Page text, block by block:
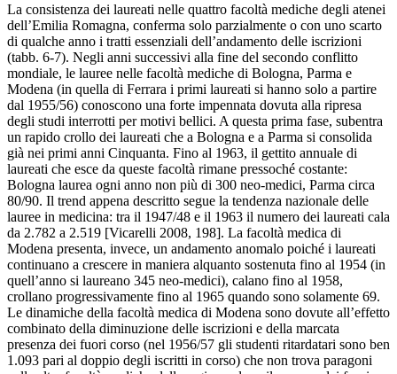
La consistenza dei laureati nelle quattro facoltà mediche degli atenei
dell’Emilia Romagna, conferma solo parzialmente o con uno scarto
di qualche anno i tratti essenziali dell’andamento delle iscrizioni
(tabb. 6-7). Negli anni successivi alla fine del secondo conflitto
mondiale, le lauree nelle facoltà mediche di Bologna, Parma e
Modena (in quella di Ferrara i primi laureati si hanno solo a partire
dal 1955/56) conoscono una forte impennata dovuta alla ripresa
degli studi interrotti per motivi bellici. A questa prima fase, subentra
un rapido crollo dei laureati che a Bologna e a Parma si consolida
già nei primi anni Cinquanta. Fino al 1963, il gettito annuale di
laureati che esce da queste facoltà rimane pressoché costante:
Bologna laurea ogni anno non più di 300 neo-medici, Parma circa
80/90. Il trend appena descritto segue la tendenza nazionale delle
lauree in medicina: tra il 1947/48 e il 1963 il numero dei laureati cala
da 2.782 a 2.519 [Vicarelli 2008, 198]. La facoltà medica di
Modena presenta, invece, un andamento anomalo poiché i laureati
continuano a crescere in maniera alquanto sostenuta fino al 1954 (in
quell’anno si laureano 345 neo-medici), calano fino al 1958,
crollano progressivamente fino al 1965 quando sono solamente 69.
Le dinamiche della facoltà medica di Modena sono dovute all’effetto
combinato della diminuzione delle iscrizioni e della marcata
presenza dei fuori corso (nel 1956/57 gli studenti ritardatari sono ben
1.093 pari al doppio degli iscritti in corso) che non trova paragoni